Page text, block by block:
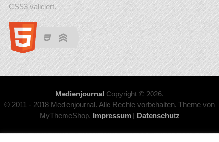
CSS3 validiert.
Medienjournal Copyright © 2026.
© 2011 - 2018 Medienjournal. Alle Rechte vorbehalten. Theme von
MyThemeShop. Impressum| Datenschutz